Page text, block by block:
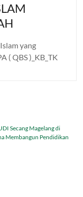
yang
( QBS )_KB_TK
Secang Magelang di
Membangun Pendidikan